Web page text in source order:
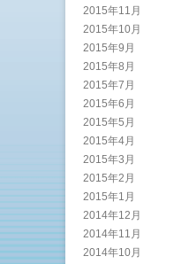
2015年11月
2015年10月
2015年9月
2015年8月
2015年7月
2015年6月
2015年5月
2015年4月
2015年3月
2015年2月
2015年1月
2014年12月
2014年11月
2014年10月